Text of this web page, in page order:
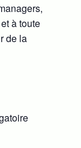
à toute
de la